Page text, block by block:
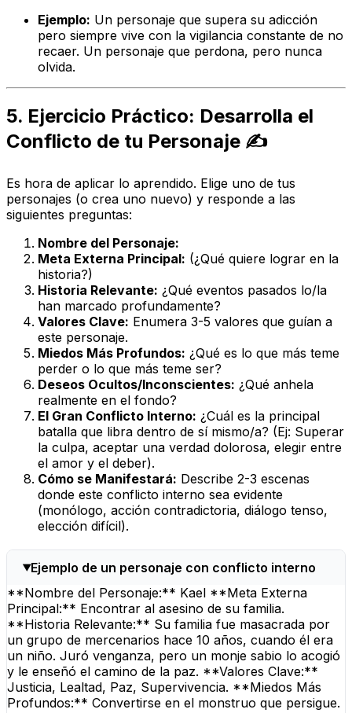
Ejemplo: Un personaje que supera su adicción
pero siempre vive con la vigilancia constante de no
recaer. Un personaje que perdona, pero nunca
olvida.
5. Ejercicio Práctico: Desarrolla el
Conflicto de tu Personaje ✍️
Es hora de aplicar lo aprendido. Elige uno de tus
personajes (o crea uno nuevo) y responde a las
siguientes preguntas:
Nombre del Personaje:
Meta Externa Principal: (¿Qué quiere lograr en la
historia?)
Historia Relevante: ¿Qué eventos pasados lo/la
han marcado profundamente?
Valores Clave: Enumera 3-5 valores que guían a
este personaje.
Miedos Más Profundos: ¿Qué es lo que más teme
perder o lo que más teme ser?
Deseos Ocultos/Inconscientes: ¿Qué anhela
realmente en el fondo?
El Gran Conflicto Interno: ¿Cuál es la principal
batalla que libra dentro de sí mismo/a? (Ej: Superar
la culpa, aceptar una verdad dolorosa, elegir entre
el amor y el deber).
Cómo se Manifestará: Describe 2-3 escenas
donde este conflicto interno sea evidente
(monólogo, acción contradictoria, diálogo tenso,
elección difícil).
Ejemplo de un personaje con conflicto interno
**Nombre del Personaje:** Kael **Meta Externa
Principal:** Encontrar al asesino de su familia.
**Historia Relevante:** Su familia fue masacrada por
un grupo de mercenarios hace 10 años, cuando él era
un niño. Juró venganza, pero un monje sabio lo acogió
y le enseñó el camino de la paz. **Valores Clave:**
Justicia, Lealtad, Paz, Supervivencia. **Miedos Más
Profundos:** Convertirse en el monstruo que persigue.